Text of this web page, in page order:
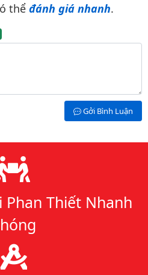
thể đánh giá nhanh.
Gởi Bình Luận
tôi
Phan Thiết Nhanh